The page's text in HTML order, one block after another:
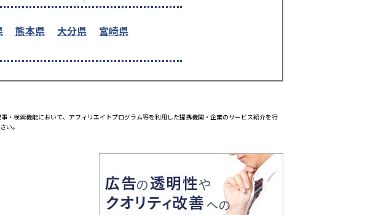
熊本県 大分県
宮崎県
検索機能において、アフィリエイトプログラム等を利用した提携機関・企業のサービス紹介を行
い。